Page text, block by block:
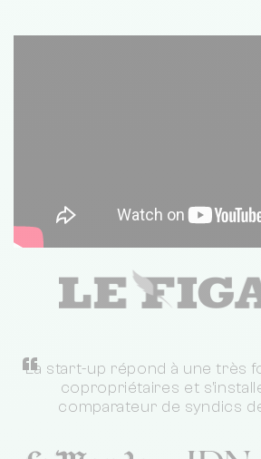
“
La start-up répond à une très
copropriétaires et
comparateur de syndics